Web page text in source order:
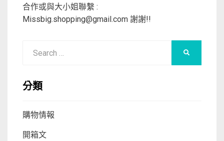
合作或與大小姐聯繫 :
Missbig.shopping@gmail.com 謝謝!!
分類
購物情報
開箱文